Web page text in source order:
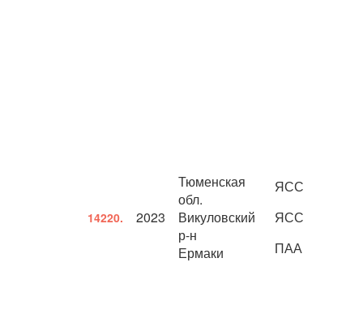
14220. 2023
Тюменская
обл.
Викуловский
р-н
Ермаки
ЯСС
ЯСС
ПАА